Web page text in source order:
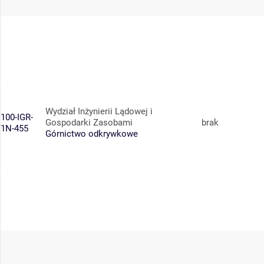
100-IGR-
1N-455
Wydział Inżynierii Lądowej i
Gospodarki Zasobami
Górnictwo odkrywkowe
brak